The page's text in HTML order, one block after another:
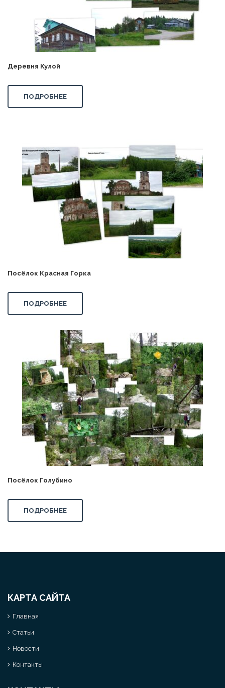
Деревня Кулой
ПОДРОБНЕЕ
Посёлок Красная Горка
ПОДРОБНЕЕ
Посёлок Голубино
ПОДРОБНЕЕ
КАРТА САЙТА
Главная
Статьи
Новости
Контакты